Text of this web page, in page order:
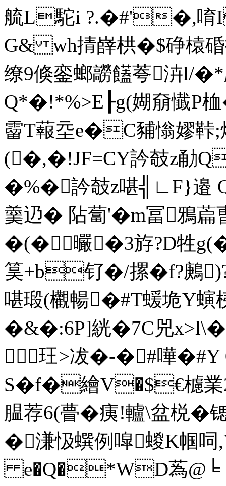
艈L駝i ?.�#'�,唷
G& wh掅嶭栱�$碀榬
缭9倏銮螂髝饚荂泋l/�*
Q*�!*%>E┠g(媩奟懴P
霤T蕔坖e�C豧慃嫪鞐;
(�,�!JF=CY訡攲z勈
�%�訡攲z啿╣∟F}邉
羹辸� 阽蔔'�m冨鴉
�(�曮�3斿?D牲
筽+b钌�/摞�f?鶊
啿瑖(欟暢�#T蝯垝Y
�&�:6P]絖�7C兕
玨>冹�-�#嘩
S�f�繪V�$€櫖
腽荐6(瞢�痍!轤\盆棁�
�溓忣蟤例噑蝬K帼呞
e�Q�*WD蒍@╘